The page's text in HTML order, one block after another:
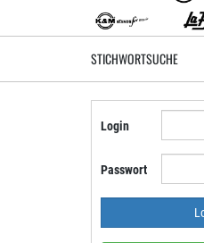
STICHWORTSUCHE
Login
Passwort